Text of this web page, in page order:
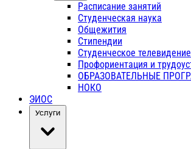
Расписание занятий
Студенческая наука
Общежития
Стипендии
Студенческое
Профориентация и
ОБРАЗОВАТЕЛЬНЫЕ
НОКО
ЭИОС
Услуги